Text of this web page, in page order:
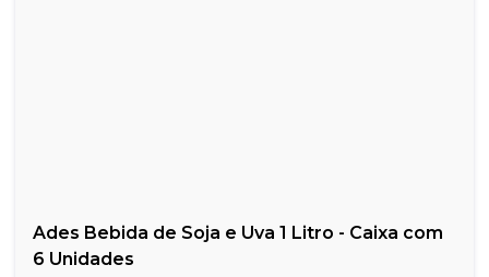
Ades Bebida de Soja e Uva 1 Litro - Caixa com
6 Unidades